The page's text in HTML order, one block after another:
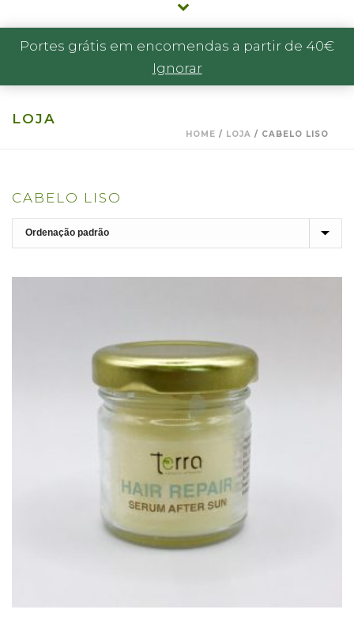
Portes grátis em encomendas a partir de 40€
Ignorar
LOJA
HOME / LOJA / CABELO LISO
CABELO LISO